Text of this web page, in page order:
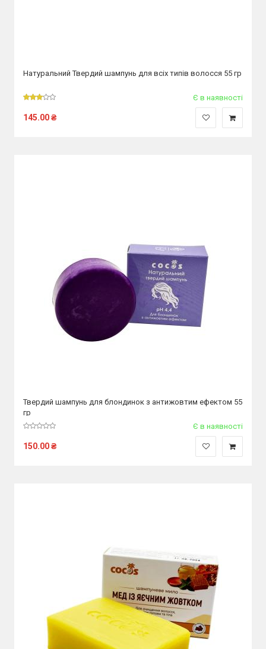
Натуральний Твердий шампунь для всіх типів волосся 55 гр
Є в наявності
145.00₴
Твердий шампунь для блондинок з антижовтим ефектом 55
гр
Є в наявності
150.00₴